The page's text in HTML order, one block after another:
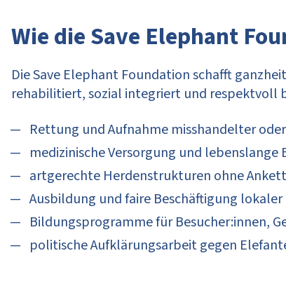
Wie die Save Elephant
Die Save Elephant Foundation schafft
rehabilitiert, sozial integriert und respektvoll
Rettung und Aufnahme misshandelter
medizinische Versorgung und lebenslange
artgerechte Herdenstrukturen ohne
Ausbildung und faire Beschäftigung
Bildungsprogramme für Besucher:innen,
politische Aufklärungsarbeit gegen